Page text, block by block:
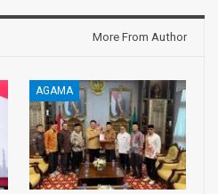
More From Author
AGAMA